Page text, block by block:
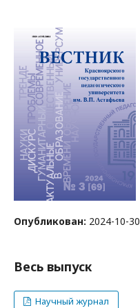
Опубликован: 2024-10-30
Весь выпуск
Научный журнал